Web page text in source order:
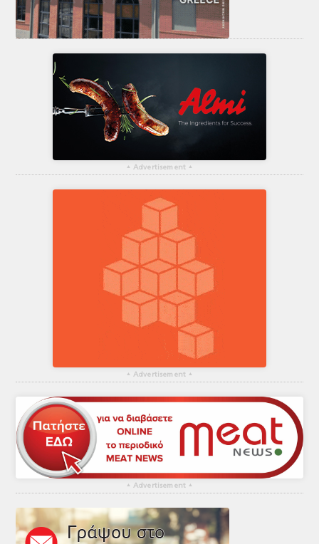
▴ Advertisement ▴
▴ Advertisement ▴
▴ Advertisement ▴